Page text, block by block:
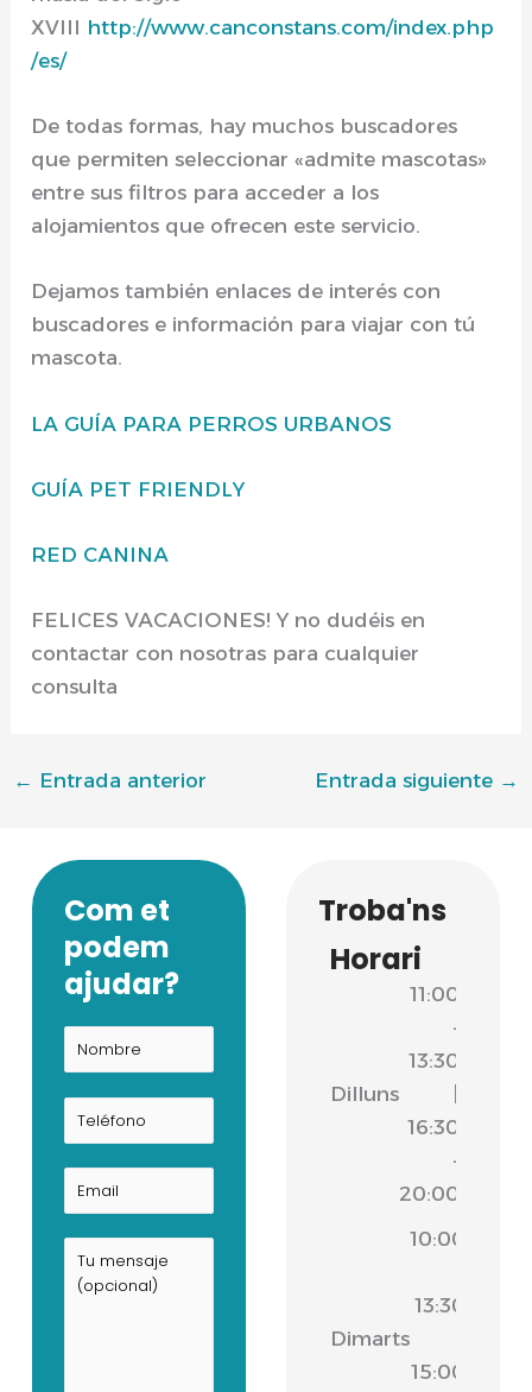
XVIII http://www.canconstans.com/index.php
/es/
De todas formas, hay muchos buscadores
que permiten seleccionar «admite mascotas»
entre sus filtros para acceder a los
alojamientos que ofrecen este servicio.
Dejamos también enlaces de interés con
buscadores e información para viajar con tú
mascota.
LA GUÍA PARA PERROS URBANOS
GUÍA PET FRIENDLY
RED CANINA
FELICES VACACIONES! Y no dudéis en
contactar con nosotras para cualquier
consulta
← Entrada anterior Entrada siguiente →
Com et
podem
ajudar?
Troba'ns
Horari
Dilluns
11:00
-
13:30
16:30
-
20:00
Dimarts
10:00
13:30
15:00